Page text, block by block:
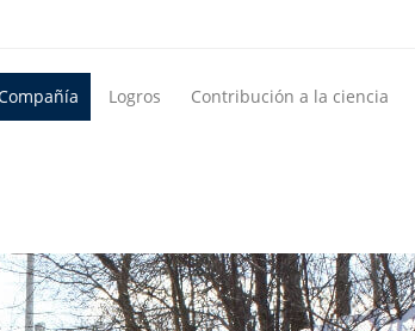
Logros Contribución a la ciencia